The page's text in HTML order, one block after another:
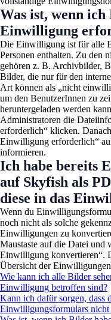
Was ist, wenn
Einwilligung
Die Einwilligung ist für alle
Personen enthalten. Zu den
gehören z. B. Archivbilder,
Bilder, die nur für den
Art können als „nicht
um den BenutzerInnen zu
heruntergeladen werden
Administratoren die
erforderlich“ klicken.
Einwilligung erforderlich“
informieren.
Ich habe bereits
auf Skyfish als
diese in das
Wenn du
noch nicht als solche
Einwilligungen zu
Maustaste auf die Datei und
Einwilligung konvertieren“.
Übersicht der
Wie kann ich alle Bilder
Einwilligung betroffen sind?
Kann ich dafür sorgen, dass
Einwilligungsformulars nicht